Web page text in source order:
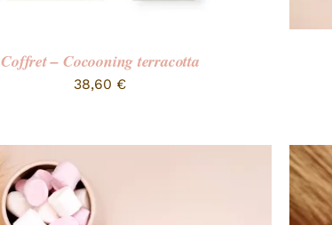
Coffret – Cocooning terracotta
38,60 €